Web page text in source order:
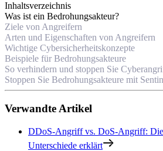
Inhaltsverzeichnis
Was ist ein Bedrohungsakteur?
Ziele von Angreifern
Arten und Eigenschaften von Angreifern
Wichtige Cybersicherheitskonzepte
Beispiele für Bedrohungsakteure
So verhindern und stoppen Sie
Stoppen Sie Bedrohungsakteure mit
Verwandte Artikel
DDoS-Angriff vs. DoS-Angriff:
Unterschiede erklärt